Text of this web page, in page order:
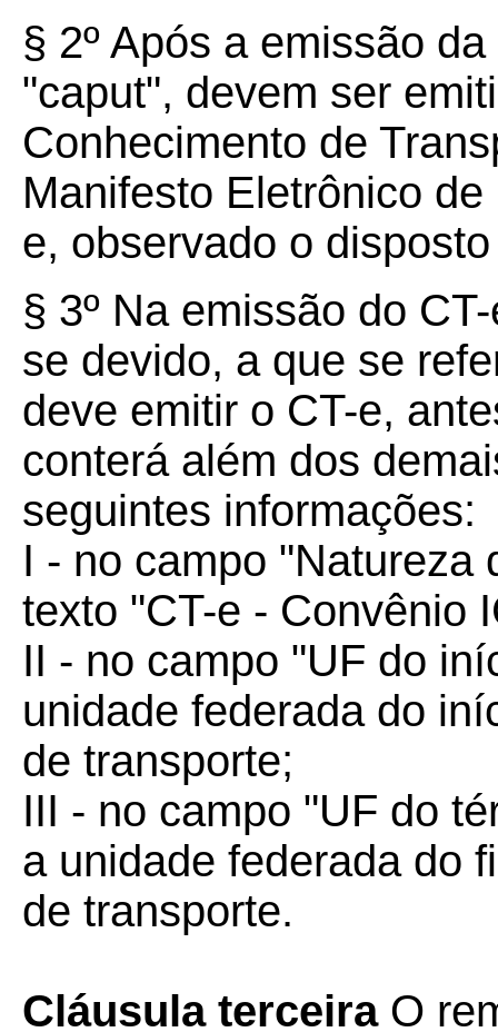
§ 2º Após a emissão
"caput", devem ser
Conhecimento de
Manifesto Eletrônico
e, observado o
§ 3º Na emissão do
se devido, a que se
deve emitir o CT-e,
conterá além dos
seguintes informações:
I - no campo "Natureza
texto "CT-e - Convênio
II - no campo "UF do
unidade federada do
de transporte;
III - no campo "UF do
a unidade federada do
de transporte.
Cláusula terceira O